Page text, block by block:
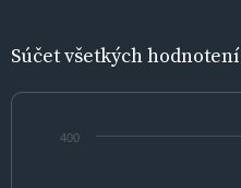
Súčet všetkých hodnotení
400